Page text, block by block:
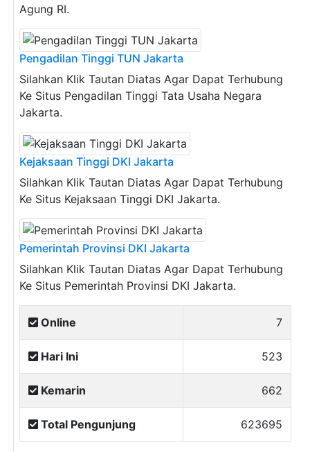
Agung RI.
Pengadilan Tinggi TUN Jakarta
Silahkan Klik Tautan Diatas Agar Dapat Terhubung
Ke Situs Pengadilan Tinggi Tata Usaha Negara
Jakarta.
Kejaksaan Tinggi DKI Jakarta
Silahkan Klik Tautan Diatas Agar Dapat Terhubung
Ke Situs Kejaksaan Tinggi DKI Jakarta.
Pemerintah Provinsi DKI Jakarta
Silahkan Klik Tautan Diatas Agar Dapat Terhubung
Ke Situs Pemerintah Provinsi DKI Jakarta.
Online 7
Hari Ini 523
Kemarin 662
Total Pengunjung 623695